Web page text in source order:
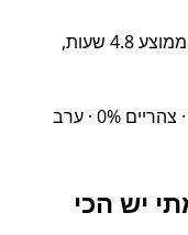
Tigerline Travel (~5%), זמן ממוצע 4.8 שעות,
שעות יציאה פופולריות: בוקר 100% · צהריים 0% · ערב
יש הכי